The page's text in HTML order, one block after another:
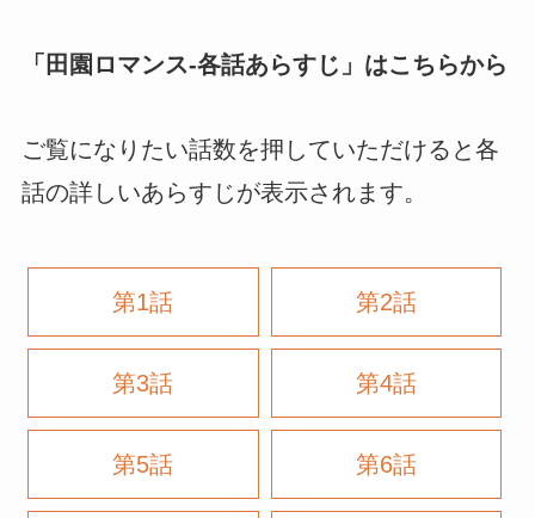
「 田園ロマンス-各話あらすじ 」はこちらから
ご覧になりたい話数を押していただけると各
話の詳しいあらすじが表示されます。
第1話 第2話
第3話 第4話
第5話 第6話